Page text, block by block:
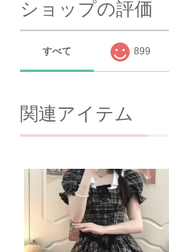
ショップの評価
すべて 899
関連アイテム